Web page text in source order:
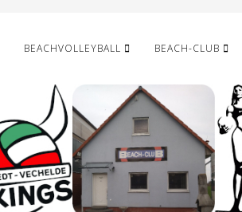
BEACHVOLLEYBALL BEACH-CLUB